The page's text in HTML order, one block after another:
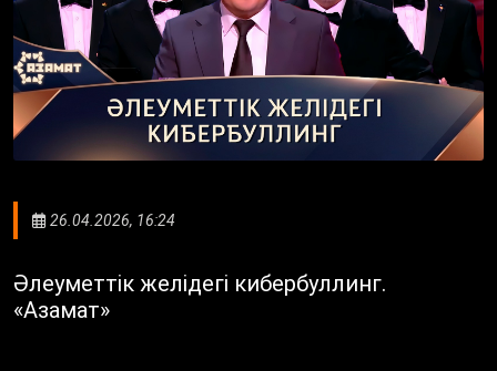
26.04.2026, 16:24
Әлеуметтік желідегі кибербуллинг.
«Азамат»